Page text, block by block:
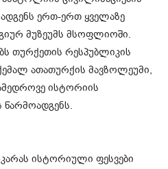
ერთ-ერთ ყველაზე
მუზეუმს მსოფლიოში.
თურქეთის რესპუბლიკის
ათათურქის მავზოლეუმი,
ისტორიის
ისტორიული ფესვები